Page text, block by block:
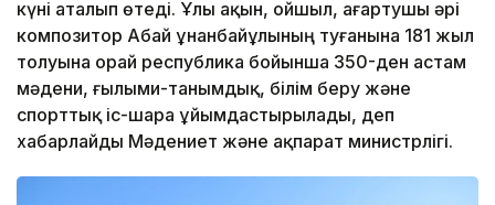
күні аталып өтеді. Ұлы ақын, ойшыл, ағартушы әрі
композитор Абай Құнанбайұлының туғанына 181 жыл
толуына орай республика бойынша 350-ден астам
мәдени, ғылыми-танымдық, білім беру және
спорттық іс-шара ұйымдастырылады, деп
хабарлайды Мәдениет және ақпарат министрлігі.